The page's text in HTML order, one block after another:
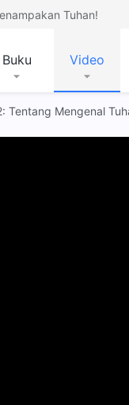
Tuhan!
Buku Video
Tentang Mengenal